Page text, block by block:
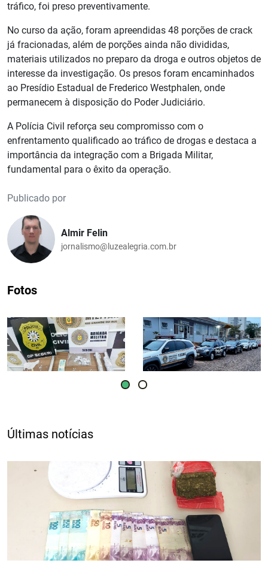
tráfico, foi preso preventivamente.
No curso da ação, foram apreendidas 48 porções de crack
já fracionadas, além de porções ainda não divididas,
materiais utilizados no preparo da droga e outros objetos de
interesse da investigação. Os presos foram encaminhados
ao Presídio Estadual de Frederico Westphalen, onde
permanecem à disposição do Poder Judiciário.
A Polícia Civil reforça seu compromisso com o
enfrentamento qualificado ao tráfico de drogas e destaca a
importância da integração com a Brigada Militar,
fundamental para o êxito da operação.
Publicado por
Almir Felin
jornalismo@luzealegria.com.br
Fotos
Últimas notícias